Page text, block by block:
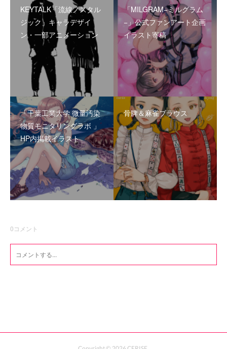
KEYTALK「流線ノスタル
ジック」キャラデザイ
ン・一部アニメーション
「MILGRAM−ミルグラム
−」公式ファンアート企画
イラスト寄稿
「千葉工業大学 微量汚染
物質モニタリングラボ 」
HP内掲載イラスト
骨牌＆麻雀ブラウス
0コメント